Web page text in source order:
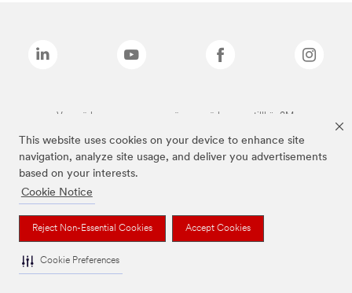
This website uses cookies on your device to enhance site
navigation, analyze site usage, and deliver you advertisements
based on your interests.
Cookie Notice
Reject Non-Essential Cookies Accept Cookies
Cookie Preferences
Varumärken som anges ovan är varumärken som tillhör 3M.